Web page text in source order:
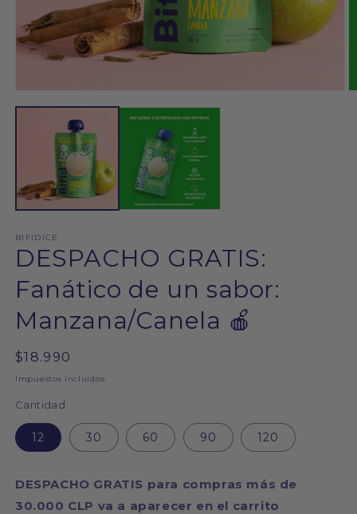
elemento
modal
BIFIDICE
DESPACHO GRATIS:
Fanático de un sabor:
Manzana/Canela 🍎
Precio
habitual
$18.990
Impuestos incluidos.
Cantidad
12 30 60 90 120
DESPACHO GRATIS para compras más de
30.000 CLP va a aparecer en el carrito